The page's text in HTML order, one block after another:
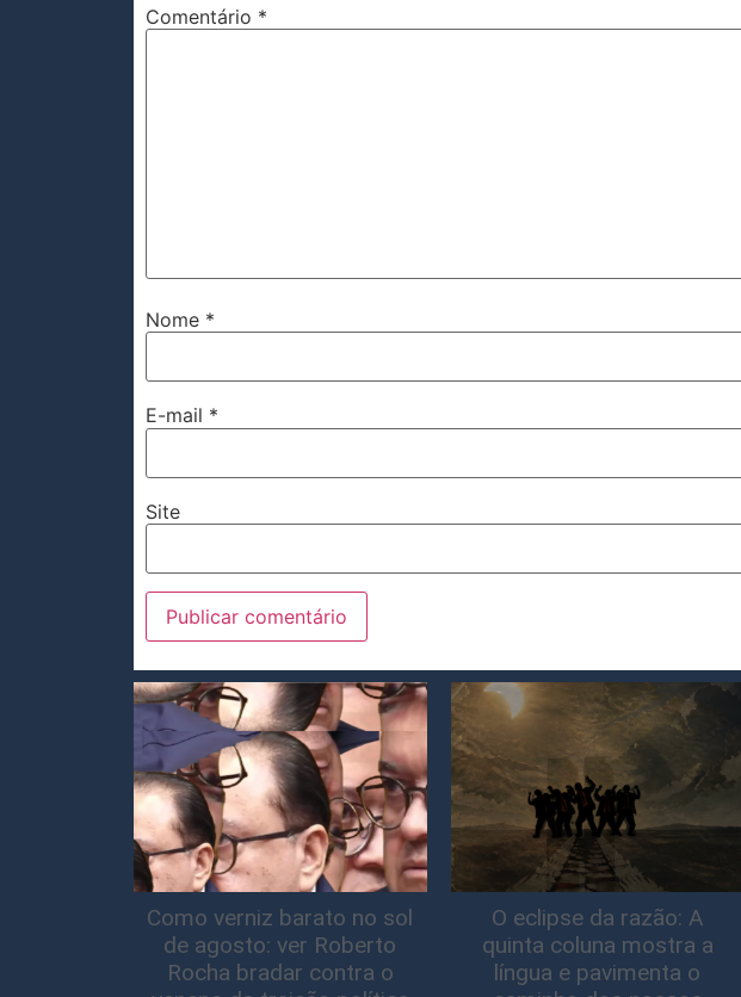
Comentário *
Nome *
E-mail *
Site
Como verniz barato no sol
de agosto: ver Roberto
Rocha bradar contra o
O eclipse da razão: A
quinta coluna mostra a
língua e pavimenta o